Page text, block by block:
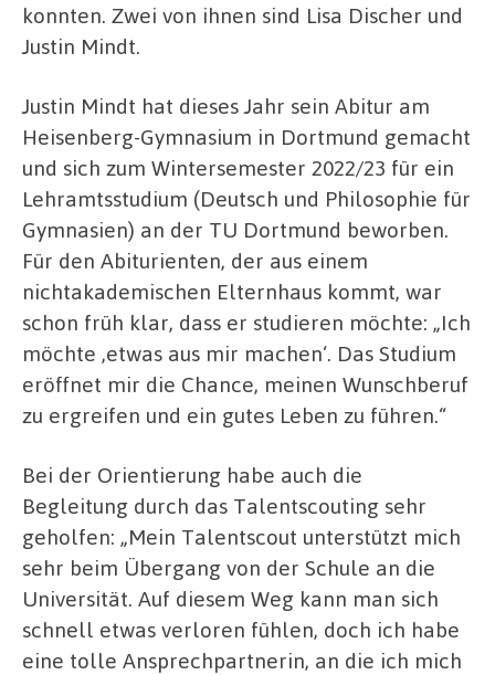
konnten. Zwei von ihnen sind Lisa Discher und
Justin Mindt.
Justin Mindt hat dieses Jahr sein Abitur am
Heisenberg-Gymnasium in Dortmund gemacht
und sich zum Wintersemester 2022/23 für ein
Lehramtsstudium (Deutsch und Philosophie für
Gymnasien) an der TU Dortmund beworben.
Für den Abiturienten, der aus einem
nichtakademischen Elternhaus kommt, war
schon früh klar, dass er studieren möchte: „Ich
möchte ‚etwas aus mir machen‘. Das Studium
eröffnet mir die Chance, meinen Wunschberuf
zu ergreifen und ein gutes Leben zu führen.“
Bei der Orientierung habe auch die
Begleitung durch das Talentscouting sehr
geholfen: „Mein Talentscout unterstützt mich
sehr beim Übergang von der Schule an die
Universität. Auf diesem Weg kann man sich
schnell etwas verloren fühlen, doch ich habe
eine tolle Ansprechpartnerin, an die ich mich